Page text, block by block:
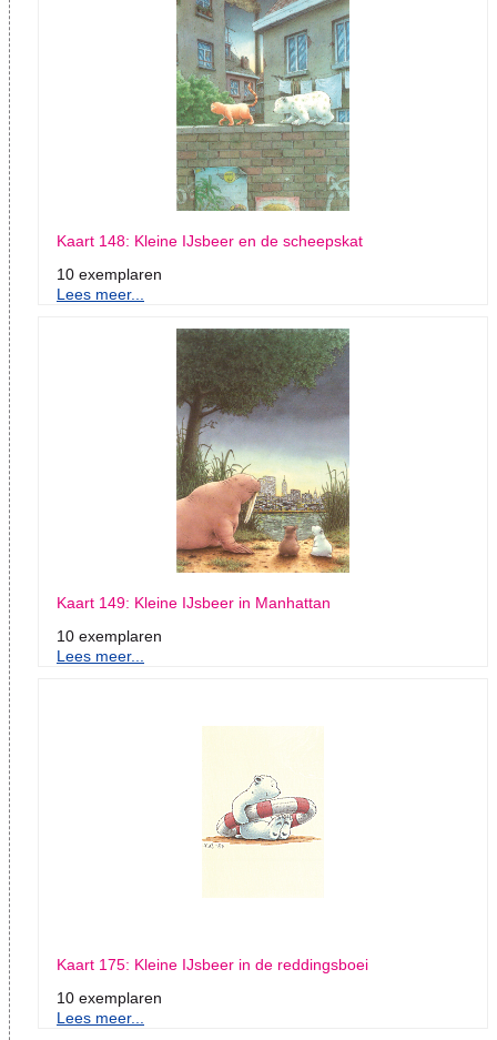
Kaart 148: Kleine IJsbeer en de scheepskat
10 exemplaren
Lees meer...
Kaart 149: Kleine IJsbeer in Manhattan
10 exemplaren
Lees meer...
Kaart 175: Kleine IJsbeer in de reddingsboei
10 exemplaren
Lees meer...